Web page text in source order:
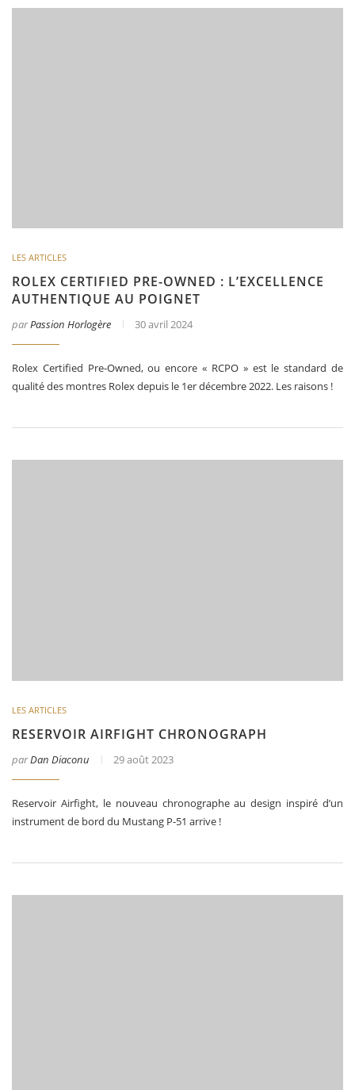
LES ARTICLES
ROLEX CERTIFIED PRE-OWNED : L’EXCELLENCE
AUTHENTIQUE AU POIGNET
parPassion Horlogère 30 avril 2024
Rolex Certified Pre-Owned, ou encore « RCPO » est le standard de
qualité des montres Rolex depuis le 1er décembre 2022. Les raisons !
LES ARTICLES
RESERVOIR AIRFIGHT CHRONOGRAPH
parDan Diaconu 29 août 2023
Reservoir Airfight, le nouveau chronographe au design inspiré d’un
instrument de bord du Mustang P-51 arrive !